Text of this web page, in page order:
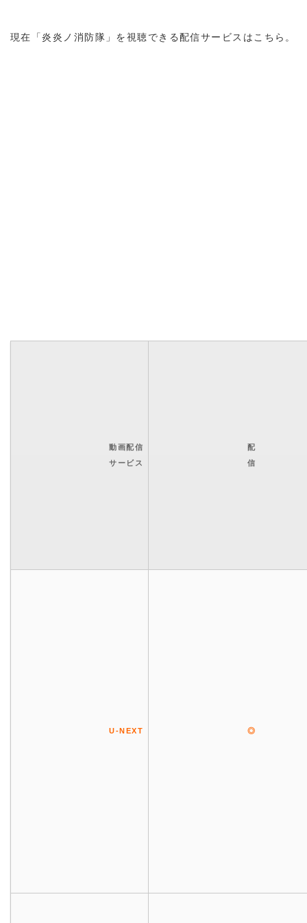
現在「炎炎ノ消防隊」を視聴できる配信サービスはこちら。
動画配信
サービス
配
信
U-NEXT ◎